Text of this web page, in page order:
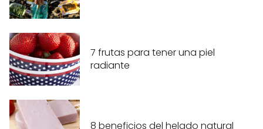
7 frutas para tener una piel
radiante
8 beneficios del helado natural